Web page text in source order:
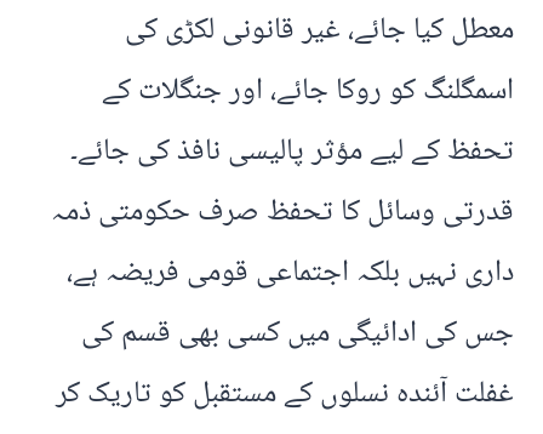
معطل کیا جائے، غیر قانونی لکڑی کی
اسمگلنگ کو روکا جائے، اور جنگلات کے
تحفظ کے لیے مؤثر پالیسی نافذ کی جائے۔
قدرتی وسائل کا تحفظ صرف حکومتی ذمہ
داری نہیں بلکہ اجتماعی قومی فریضہ ہے،
جس کی ادائیگی میں کسی بھی قسم کی
غفلت آئندہ نسلوں کے مستقبل کو تاریک کر